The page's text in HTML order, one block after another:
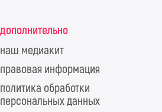
дополнительно
наш медиакит
правовая информация
политика обработки
персональных данных